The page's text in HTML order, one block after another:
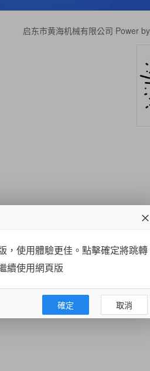
启东市黄海机械有限公司 Power
，使用體驗更佳。點擊確定將跳轉
續使用網頁版
確定 取消